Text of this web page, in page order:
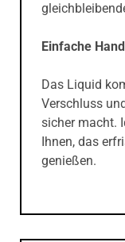
Einfache
Das Liquid
Verschluss
sicher macht.
Ihnen, das
genießen.